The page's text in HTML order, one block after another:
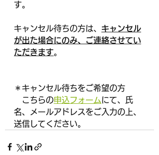
す。
キャンセル待ちの方は、 キャンセル
が出た場合にのみ、ご連絡させてい
ただきます。
＊キャンセル待ちをご希望の方
こちらの申込フォームにて、氏
名、メールアドレスをご入力の上、
送信してください。